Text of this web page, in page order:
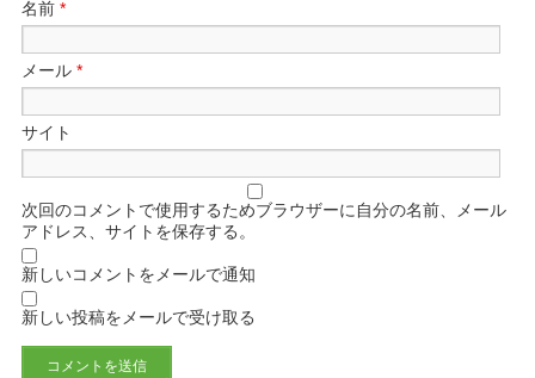
名前*
メール*
サイト
次回のコメントで使用するためブラウザーに自分の名前、メール
アドレス、サイトを保存する。
新しいコメントをメールで通知
新しい投稿をメールで受け取る